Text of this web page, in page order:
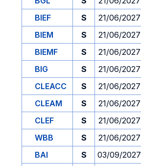
BIEF
S 21/06/2027
BIEM
S 21/06/2027
BIEMF
S 21/06/2027
BIG
S 21/06/2027
CLEACC
S 21/06/2027
CLEAM
S 21/06/2027
CLEF
S 21/06/2027
WBB
S 21/06/2027
BAI
S 03/09/2027